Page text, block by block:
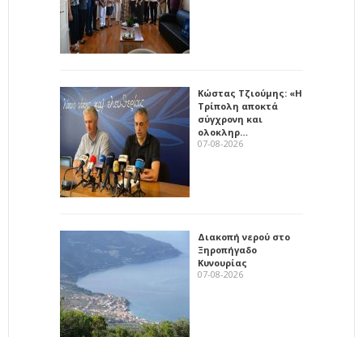
Κώστας Τζιούμης: «Η
Τρίπολη αποκτά
σύγχρονη και
ολοκληρ…
07-08-2026
Διακοπή νερού στο
Ξηροπήγαδο
Κυνουρίας
07-08-2026